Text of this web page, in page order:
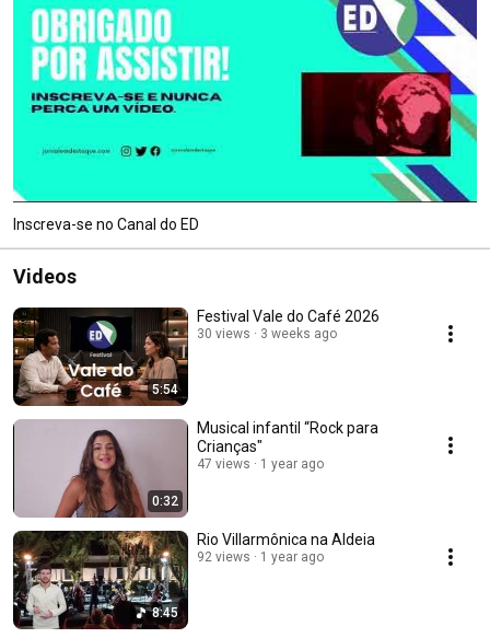
Inscreva-se no Canal do ED
Videos
5:54
Festival Vale do Café 2026
30 views 3 weeks ago
0:32
Musical infantil “Rock para
Crianças"
47 views 1 year ago
8:45
Rio Villarmônica na Aldeia
92 views 1 year ago